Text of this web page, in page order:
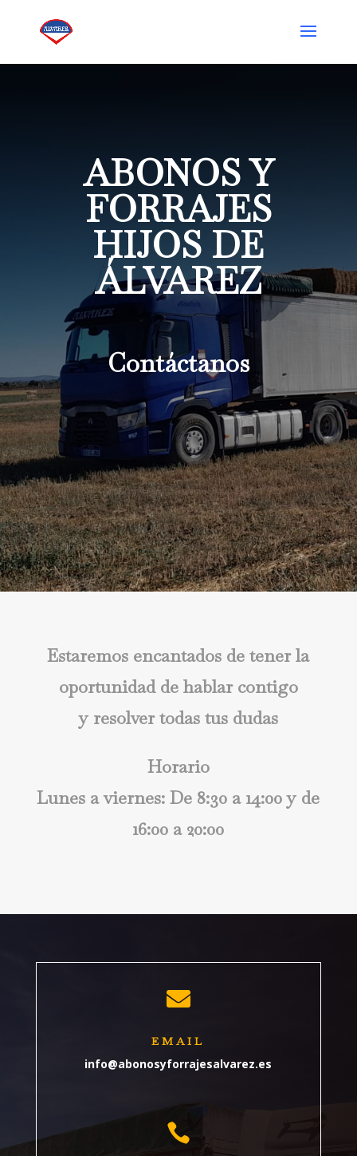
ABONOS Y
FORRAJES
HIJOS DE
ÁLVAREZ
Contáctanos
Estaremos encantados de tener la
oportunidad de hablar contigo
y resolver todas tus dudas
Horario
Lunes a viernes: De 8:30 a 14:00 y de
16:00 a 20:00

EMAIL
info@abonosyforrajesalvarez.es
